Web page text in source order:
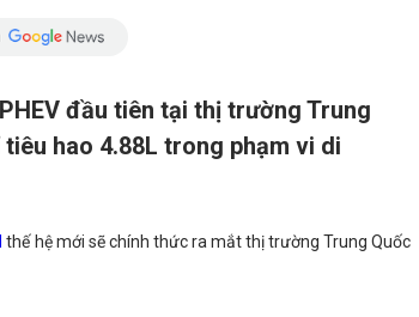
đầu tiên tại thị trường Trung
hao 4.88L trong phạm vi di
thế hệ mới sẽ chính thức ra mắt thị trường Trung Quốc